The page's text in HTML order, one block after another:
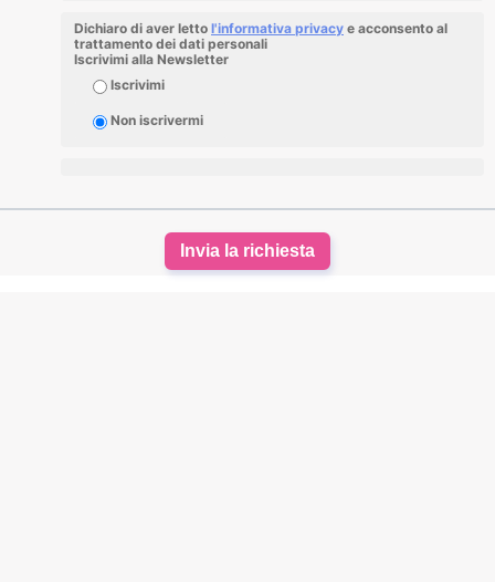
Dichiaro di aver letto l'informativa privacy e acconsento al
trattamento dei dati personali
Iscrivimi alla Newsletter
Iscrivimi
Non iscrivermi
Invia la richiesta